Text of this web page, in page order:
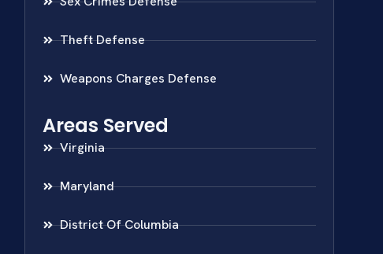
Theft Defense
Weapons Charges Defense
Areas Served
Virginia
Maryland
District Of Columbia